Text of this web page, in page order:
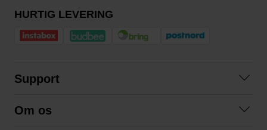
HURTIG LEVERING
Support
Om os